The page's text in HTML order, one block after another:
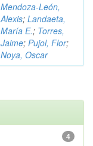
Mendoza-León,
Alexis; Landaeta,
María E.; Torres,
Jaime; Pujol, Flor;
Noya, Oscar
4